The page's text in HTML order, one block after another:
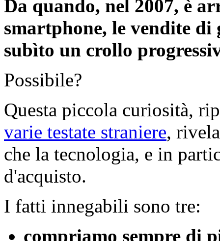
Da quando, nel 2007, è
smartphone, le vendite di
subìto un crollo
Possibile?
Questa piccola curiosità,
varie testate straniere,
che la tecnologia, e in
d'acquisto.
I fatti innegabili sono tre:
compriamo sempre di